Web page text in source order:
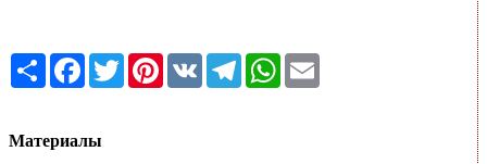
Share Facebook
TwitterPinterest
VK TelegramWhatsApp
Материалы